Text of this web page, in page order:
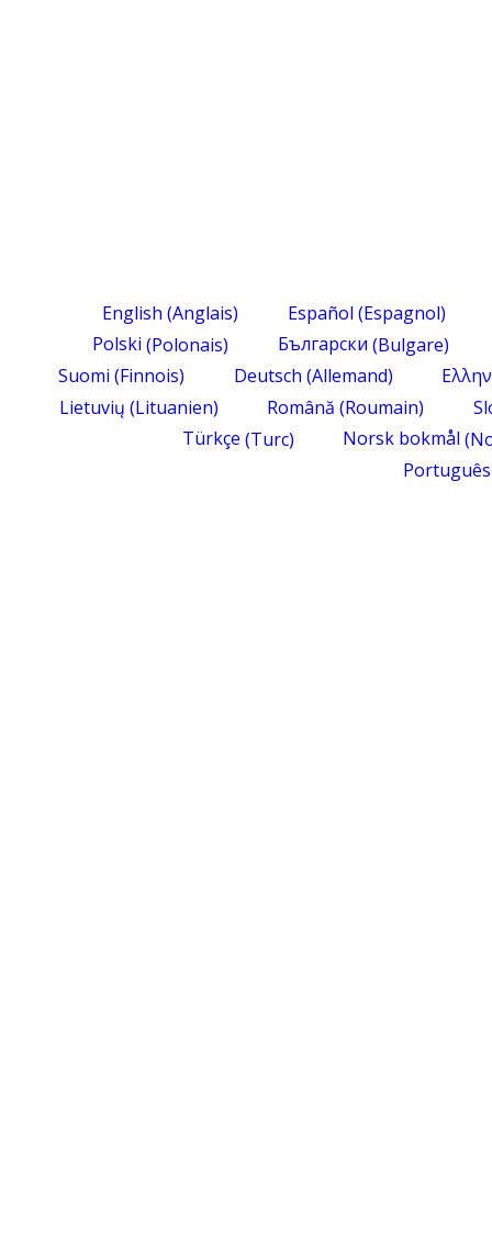
English (Anglais) Español (Espagnol)
Polski (Polonais) Български (Bulgare)
Suomi (Finnois) Deutsch (Allemand)
Lietuvių (Lituanien) Română (Roumain)
Türkçe (Turc) Norsk bokmål (
Português